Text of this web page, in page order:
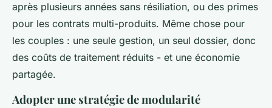
après plusieurs années sans résiliation, ou des primes
pour les contrats multi-produits. Même chose pour
les couples : une seule gestion, un seul dossier, donc
des coûts de traitement réduits - et une économie
partagée.
Adopter une stratégie de modularité